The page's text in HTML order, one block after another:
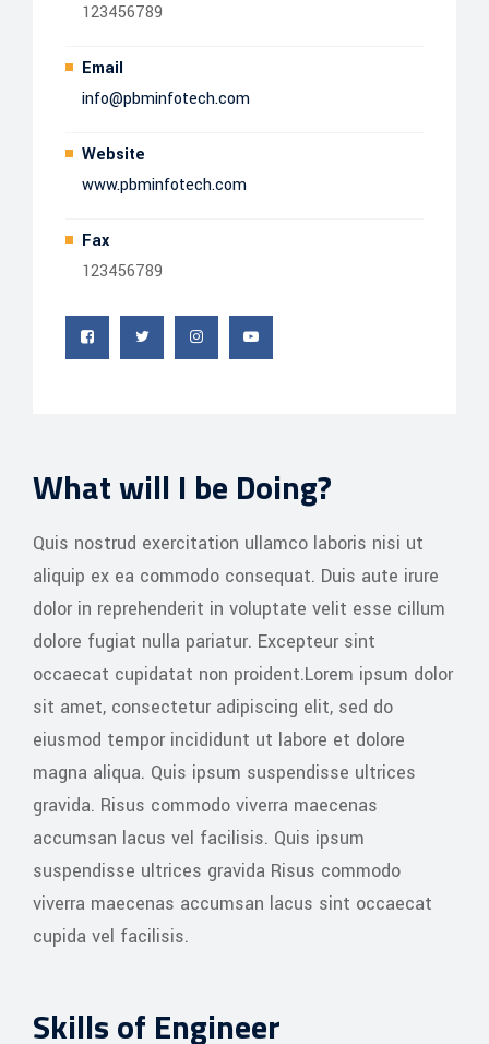
123456789
Email
info@pbminfotech.com
Website
www.pbminfotech.com
Fax
123456789
What will I be Doing?
Quis nostrud exercitation ullamco laboris nisi ut
aliquip ex ea commodo consequat. Duis aute irure
dolor in reprehenderit in voluptate velit esse cillum
dolore fugiat nulla pariatur. Excepteur sint
occaecat cupidatat non proident.Lorem ipsum dolor
sit amet, consectetur adipiscing elit, sed do
eiusmod tempor incididunt ut labore et dolore
magna aliqua. Quis ipsum suspendisse ultrices
gravida. Risus commodo viverra maecenas
accumsan lacus vel facilisis. Quis ipsum
suspendisse ultrices gravida Risus commodo
viverra maecenas accumsan lacus sint occaecat
cupida vel facilisis.
Skills of Engineer